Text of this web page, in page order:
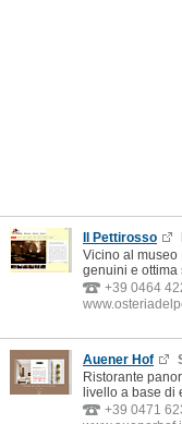
Il Pettirosso
Vicino al museo
genuini e ottima
+39 0464
Auener Hof
Ristorante
livello a base di
+39 0471